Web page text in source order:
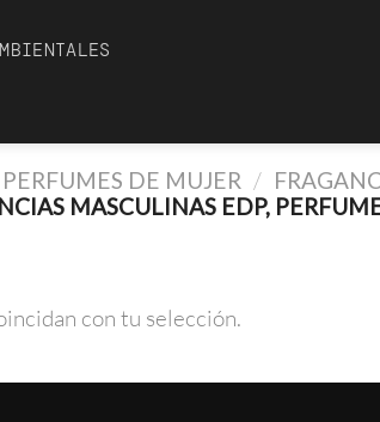
PERFUMES DE MUJER /
MASCULINAS EDP,
con tu selección.